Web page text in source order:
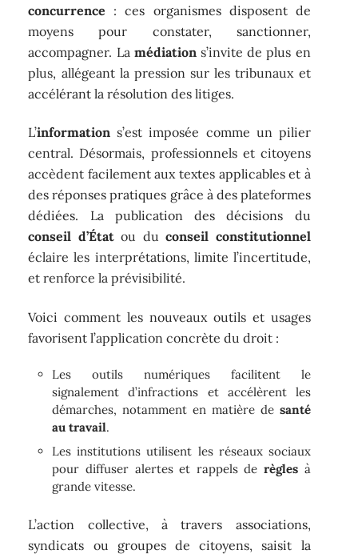
concurrence : ces organismes disposent de
moyens pour constater, sanctionner,
accompagner. La médiations’invite de plus en
plus, allégeant la pression sur les tribunaux et
accélérant la résolution des litiges.
L’information s’est imposée comme un pilier
central. Désormais, professionnels et citoyens
accèdent facilement aux textes applicables et à
des réponses pratiques grâce à des plateformes
dédiées. La publication des décisions du
conseil d’Étatou duconseil constitutionnel
éclaire les interprétations, limite l’incertitude,
et renforce la prévisibilité.
Voici comment les nouveaux outils et usages
favorisent l’application concrète du droit :
Les outils numériques facilitent le
signalement d’infractions et accélèrent les
démarches, notamment en matière de santé
au travail.
Les institutions utilisent les réseaux sociaux
pour diffuser alertes et rappels derègles à
grande vitesse.
L’action collective, à travers associations,
syndicats ou groupes de citoyens, saisit la